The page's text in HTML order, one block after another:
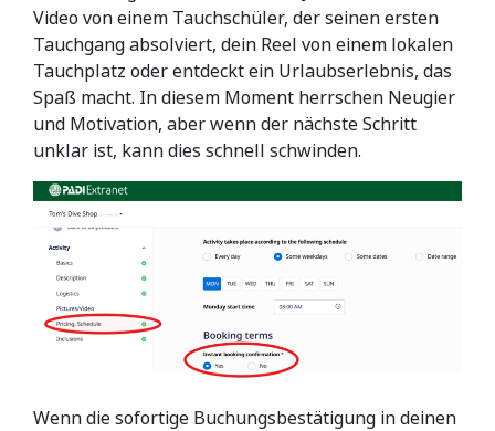
Video von einem Tauchschüler, der seinen ersten
Tauchgang absolviert, dein Reel von einem lokalen
Tauchplatz oder entdeckt ein Urlaubserlebnis, das
Spaß macht. In diesem Moment herrschen Neugier
und Motivation, aber wenn der nächste Schritt
unklar ist, kann dies schnell schwinden.
Wenn die sofortige Buchungsbestätigung in deinen